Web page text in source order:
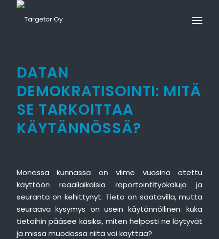
DATAN
DEMOKRATISOINTI: MITÄ
SE TARKOITTAA
KÄYTÄNNÖSSÄ?
Monessa kunnassa on viime vuosina otettu
käyttöön reaaliaikaisia raportointityökaluja ja
seuranta on kehittynyt. Tieto on saatavilla, mutta
seuraava kysymys on usein käytännöllinen: kuka
tietoihin pääsee käsiksi, miten helposti ne löytyvät
ja missä muodossa niitä voi käyttää?